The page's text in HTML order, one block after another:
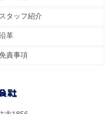
スタッフ紹介
革
責事項